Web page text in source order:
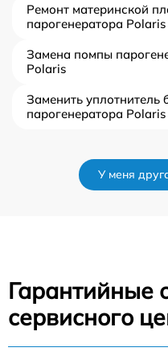
Ремонт материнской
парогенератора Polaris
Замена помпы
Polaris
Заменить уплотнитель
парогенератора Polaris
У меня
Гарантийные
сервисного